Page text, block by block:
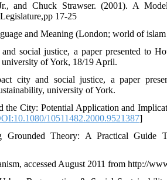
and Chuck Strawser. (2001). A
17-25
and Meaning (London; world of
social justice, a paper presented to
of York, 18/19 April.
city and social justice, a paper
university of York.
City: Potential Application and
10511482.2000.9521387]
Grounded Theory: A Practical Guide
accessed August 2011 from http://